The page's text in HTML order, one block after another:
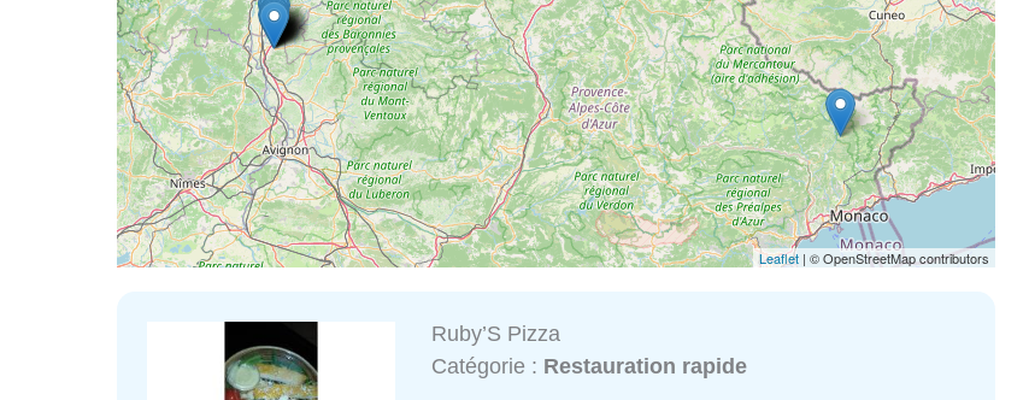
Leaflet | © OpenStreetMap contributors
Ruby’S Pizza
Catégorie : Restauration rapide